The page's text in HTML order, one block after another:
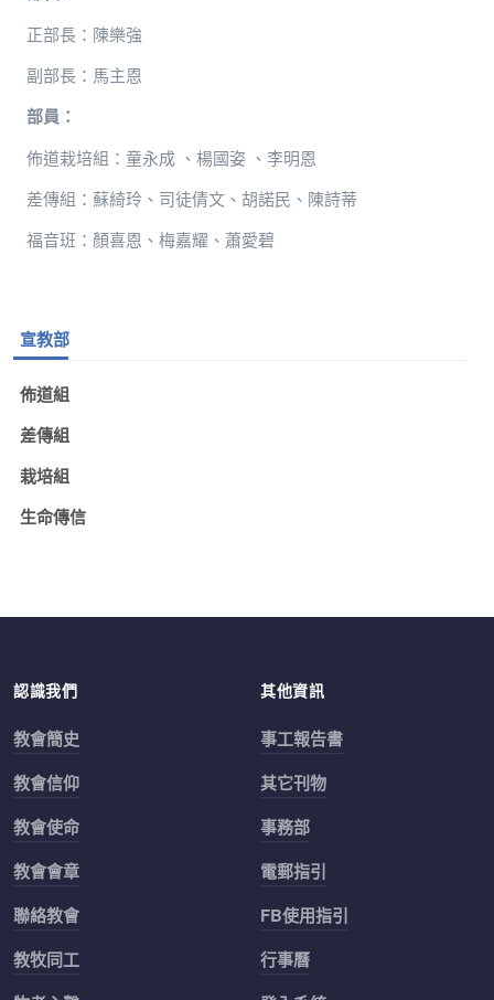
正部長：陳樂強
副部長：馬主恩
部員：
佈道栽培組：童永成 、楊國姿 、李明恩
差傳組：蘇綺玲、司徒倩文、胡諾民、陳詩蒂
福音班：顏喜恩、梅嘉耀、蕭愛碧
宣教部
佈道組
差傳組
栽培組
生命傳信
認識我們
教會簡史
教會信仰
教會使命
教會會章
聯絡教會
教牧同工
其他資訊
事工報告書
其它刊物
事務部
電郵指引
FB使用指引
行事曆